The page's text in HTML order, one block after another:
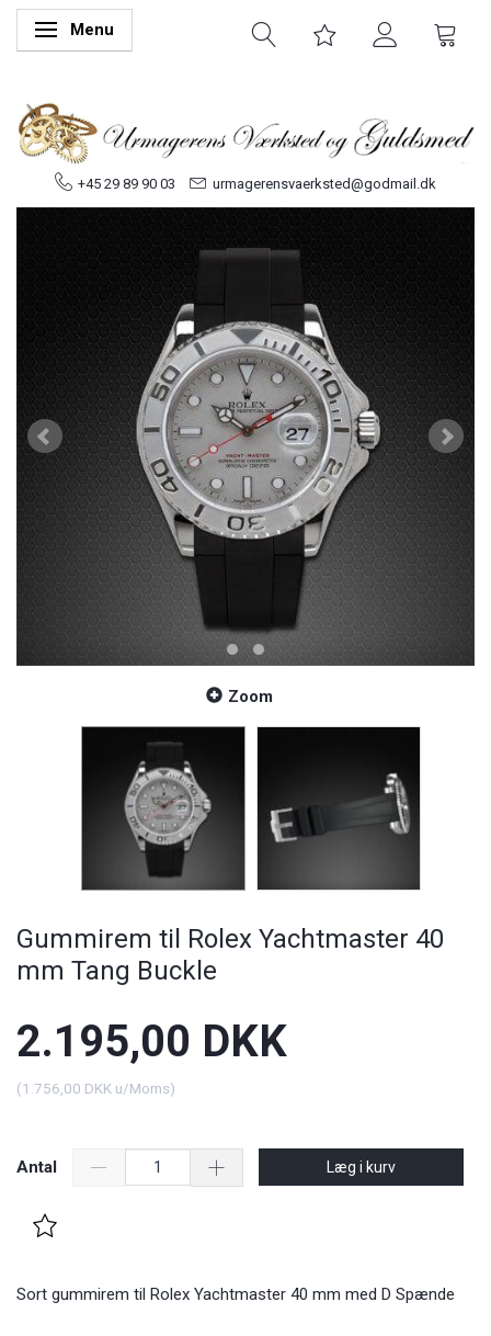
Skifte navigation
Menu
+45 29 89 90 03 urmagerensvaerksted@godmail.dk
Zoom
Gummirem til Rolex Yachtmaster 40
mm Tang Buckle
2.195,00 DKK
(1.756,00 DKK u/Moms)
Antal Læg i kurv
Sort gummirem til Rolex Yachtmaster 40 mm med D Spænde